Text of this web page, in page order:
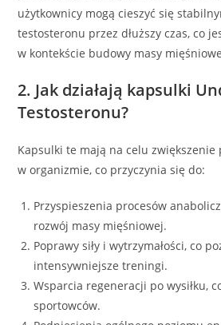
użytkownicy mogą cieszyć się
testosteronu przez dłuższy czas, co
w kontekście budowy masy
2. Jak działają kapsulki
Testosteronu?
Kapsulki te mają na celu
w organizmie, co przyczynia się do:
Przyspieszenia procesów
rozwój masy mięśniowej.
Poprawy siły i wytrzymałości, co
intensywniejsze treningi.
Wsparcia regeneracji po wysiłku,
sportowców.